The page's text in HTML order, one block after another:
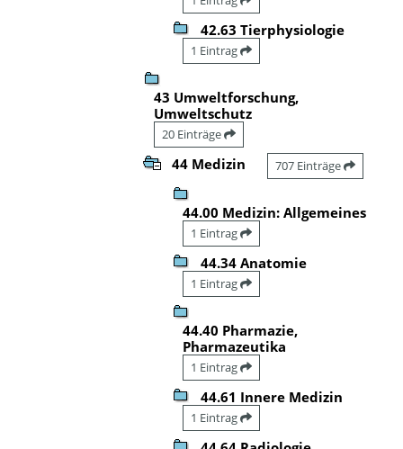
42.63 Tierphysiologie
1 Eintrag
43 Umweltforschung,
Umweltschutz
20 Einträge
44 Medizin 707 Einträge
44.00 Medizin: Allgemeines
1 Eintrag
44.34 Anatomie
1 Eintrag
44.40 Pharmazie,
Pharmazeutika
1 Eintrag
44.61 Innere Medizin
1 Eintrag